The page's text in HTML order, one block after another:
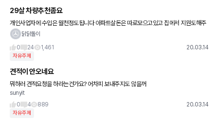
29살 차량추천좀요
개인사업자에 수입은 월천정도됩니다 아파트살돈은 따로모으고있고 집에서 지원도해주
실거라 이건크게걱정없구요 선수30프로 나머지할부로 구매예정이구요 월할부금 150까
닭닭돌이
0
24 1,461 20.03.14
자유주제
견적이 안오네요
뭐하러 견적요청을 하라는건가요? 어차피 보내주지도 않을꺼
sunyit
0
4 889 20.03.14
자유주제